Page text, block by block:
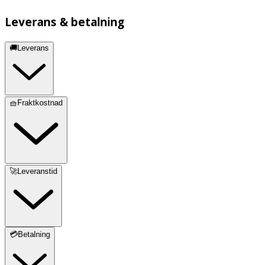
Leverans & betalning
🚚Leverans
🧺Fraktkostnad
🚀Leveranstid
💳Betalning